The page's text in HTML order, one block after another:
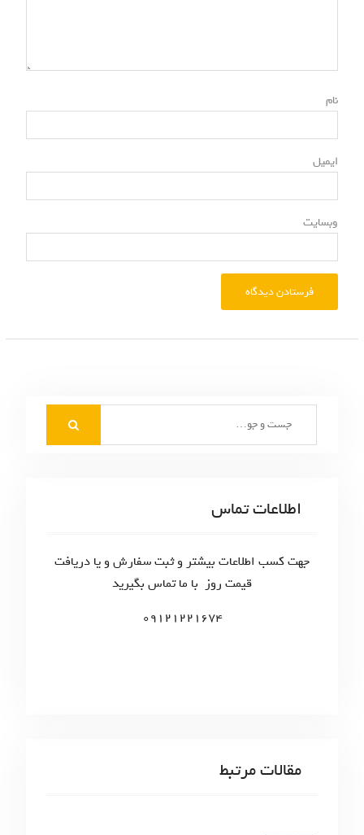
نام*
ایمیل*
وبسایت
اطلاعات تماس
جهت کسب اطلاعات بیشتر و ثبت سفارش و یا دریافت
قیمت روز با ما تماس بگیرید
09121221674
مقالات مرتبط